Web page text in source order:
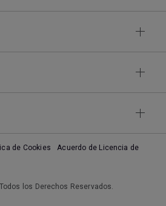
de Cookies
Acuerdo de Licencia de
los Derechos Reservados.